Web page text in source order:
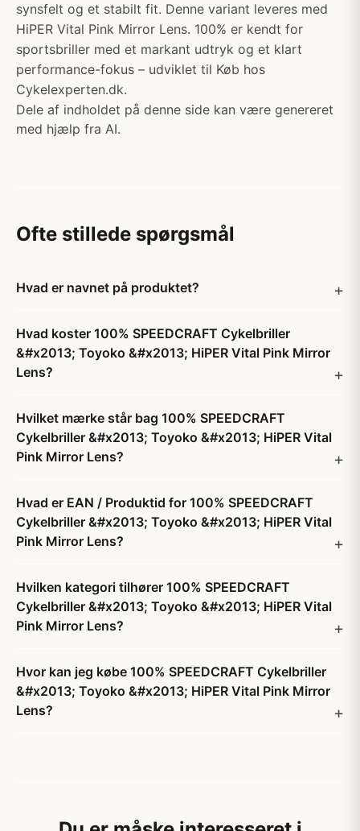
synsfelt og et stabilt fit. Denne variant leveres med
HiPER Vital Pink Mirror Lens. 100% er kendt for
sportsbriller med et markant udtryk og et klart
performance-fokus – udviklet til Køb hos
Cykelexperten.dk.
Dele af indholdet på denne side kan være genereret
med hjælp fra AI.
Ofte stillede spørgsmål
Hvad er navnet på produktet?
Hvad koster 100% SPEEDCRAFT Cykelbriller
&#x2013; Toyoko &#x2013; HiPER Vital Pink Mirror
Lens?
Hvilket mærke står bag 100% SPEEDCRAFT
Cykelbriller &#x2013; Toyoko &#x2013; HiPER Vital
Pink Mirror Lens?
Hvad er EAN / Produktid for 100% SPEEDCRAFT
Cykelbriller &#x2013; Toyoko &#x2013; HiPER Vital
Pink Mirror Lens?
Hvilken kategori tilhører 100% SPEEDCRAFT
Cykelbriller &#x2013; Toyoko &#x2013; HiPER Vital
Pink Mirror Lens?
Hvor kan jeg købe 100% SPEEDCRAFT Cykelbriller
&#x2013; Toyoko &#x2013; HiPER Vital Pink Mirror
Lens?